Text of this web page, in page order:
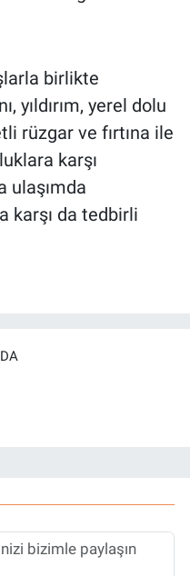
birlikte
yıldırım, yerel dolu
rüzgar ve fırtına ile
karşı
ulaşımda
karşı da tedbirli